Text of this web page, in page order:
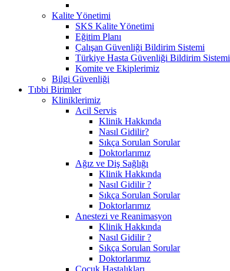
Kalite Yönetimi
SKS Kalite Yönetimi
Eğitim Planı
Çalışan Güvenliği Bildirim Sistemi
Türkiye Hasta Güvenliği Bildirim Sistemi
Komite ve Ekiplerimiz
Bilgi Güvenliği
Tıbbi Birimler
Kliniklerimiz
Acil Servis
Klinik Hakkında
Nasıl Gidilir?
Sıkça Sorulan Sorular
Doktorlarımız
Ağız ve Diş Sağlığı
Klinik Hakkında
Nasıl Gidilir ?
Sıkça Sorulan Sorular
Doktorlarımız
Anestezi ve Reanimasyon
Klinik Hakkında
Nasıl Gidilir ?
Sıkça Sorulan Sorular
Doktorlarımız
Çocuk Hastalıkları